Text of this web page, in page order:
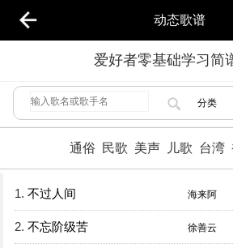
动态歌谱
爱好者零基础学习简
分类
通俗 民歌 美声 儿歌 台湾
1. 不过人间 海来阿
2. 不忘阶级苦 徐善云